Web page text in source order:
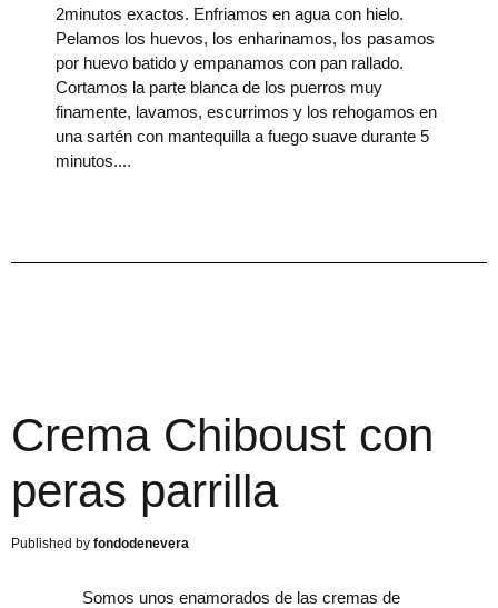
2minutos exactos. Enfriamos en agua con hielo.
Pelamos los huevos, los enharinamos, los pasamos
por huevo batido y empanamos con pan rallado.
Cortamos la parte blanca de los puerros muy
finamente, lavamos, escurrimos y los rehogamos en
una sartén con mantequilla a fuego suave durante 5
minutos.
Crema Chiboust con
peras parrilla
fondodenevera
Somos unos enamorados de las cremas de